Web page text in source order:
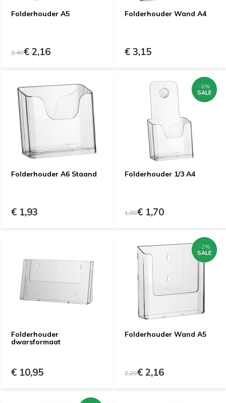
Folderhouder A5
2,40€ 2,16
Folderhouder Wand A4
€ 3,15
Folderhouder A6 Staand
€ 1,93
Folderhouder 1/3 A4
1,80€ 1,70
-6%
SALE
-6%
SALE
Folderhouder
dwarsformaat
€ 10,95
Folderhouder Wand A5
2,20€ 2,16
-2%
SALE
-2%
SALE